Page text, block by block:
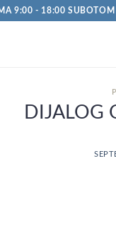
9:00 - 18:00
DIJALOG